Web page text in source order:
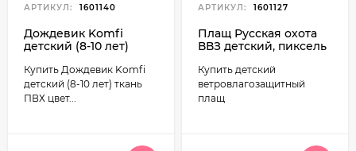
АРТИКУЛ: 1601140
Дождевик Komfi
детский (8-10 лет)
Купить Дождевик Komfi
детский (8-10 лет) ткань
ПВХ цвет...
АРТИКУЛ: 1601127
Плащ Русская охота
ВВЗ детский, пиксель
Купить детский
ветровлагозащитный
плащ